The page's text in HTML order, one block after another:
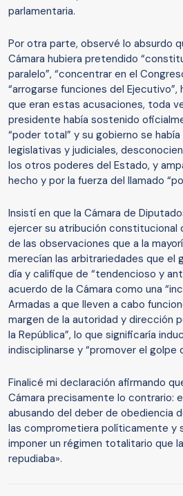
parlamentaria.
Por otra parte, observé lo absurdo
Cámara hubiera pretendido
paralelo”, “concentrar en el
“arrogarse funciones del
que eran estas acusaciones, toda
presidente había sostenido
“poder total” y su gobierno se
legislativas y judiciales,
los otros poderes del Estado, y
hecho y por la fuerza del llamado
Insistí en que la Cámara de
ejercer su atribución constitucional
de las observaciones que a la
merecían las arbitrariedades que el
día y califique de “tendencioso y
acuerdo de la Cámara como una
Armadas a que lleven a cabo
margen de la autoridad y dirección
la República”, lo que significaría
indisciplinarse y “promover el golpe
Finalicé mi declaración afirmando
Cámara precisamente lo contrario:
abusando del deber de obediencia
las comprometiera políticamente y
imponer un régimen totalitario que
repudiaba».